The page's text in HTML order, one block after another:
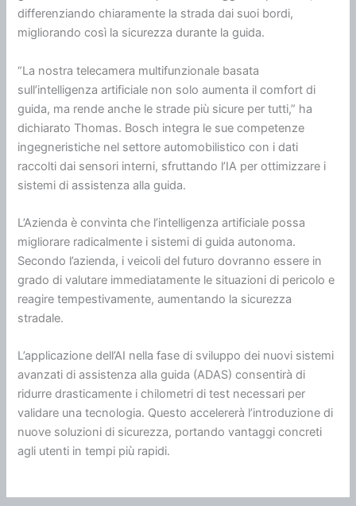
differenziando chiaramente la strada dai suoi bordi,
migliorando così la sicurezza durante la guida.
“La nostra telecamera multifunzionale basata
sull’intelligenza artificiale non solo aumenta il comfort di
guida, ma rende anche le strade più sicure per tutti,” ha
dichiarato Thomas. Bosch integra le sue competenze
ingegneristiche nel settore automobilistico con i dati
raccolti dai sensori interni, sfruttando l’IA per ottimizzare i
sistemi di assistenza alla guida.
L’Azienda è convinta che l’intelligenza artificiale possa
migliorare radicalmente i sistemi di guida autonoma.
Secondo l’azienda, i veicoli del futuro dovranno essere in
grado di valutare immediatamente le situazioni di pericolo e
reagire tempestivamente, aumentando la sicurezza
stradale.
L’applicazione dell’AI nella fase di sviluppo dei nuovi sistemi
avanzati di assistenza alla guida (ADAS) consentirà di
ridurre drasticamente i chilometri di test necessari per
validare una tecnologia. Questo accelererà l’introduzione di
nuove soluzioni di sicurezza, portando vantaggi concreti
agli utenti in tempi più rapidi.